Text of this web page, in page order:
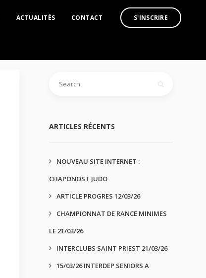
ACTUALITÉS CONTACT S'INSCRIRE
ARTICLES RÉCENTS
NOUVEAU SITE INTERNET :
CHAPONOST JUDO
ARTICLE PROGRES 12/03/26
CHAMPIONNAT DE RANCE MINIMES
LE 21/03/26
INTERCLUBS SAINT PRIEST 21/03/26
15/03/26 INTERDEP SENIORS A